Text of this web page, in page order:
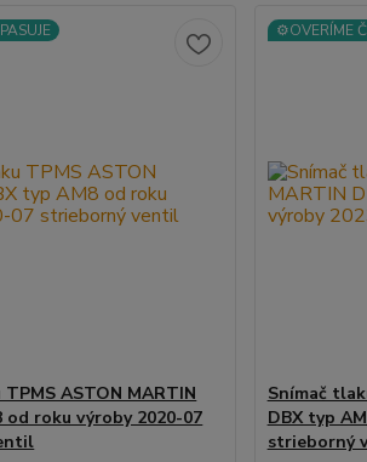
ASTON MARTIN
od roku výroby 2020-07
⚙️OVERÍME
Snímač
DBX typ
strieborný